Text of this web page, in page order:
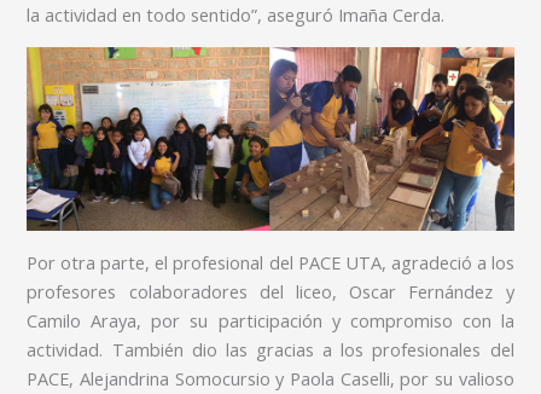
la actividad en todo sentido”, aseguró Imaña Cerda.
Por otra parte, el profesional del PACE UTA, agradeció a los
profesores colaboradores del liceo, Oscar Fernández y
Camilo Araya, por su participación y compromiso con la
actividad. También dio las gracias a los profesionales del
PACE, Alejandrina Somocursio y Paola Caselli, por su valioso